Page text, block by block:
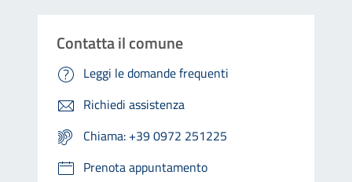
Contatta il comune
Leggi le domande frequenti
Richiedi assistenza
Chiama: +39 0972 251225
Prenota appuntamento